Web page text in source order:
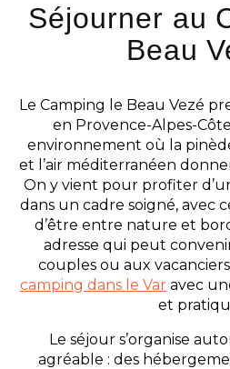
Séjourner au
Beau
Le Camping le Beau Vezé
en Provence-Alpes-
environnement où la
et l’air méditerranéen
On y vient pour profiter
dans un cadre soigné, avec
d’être entre nature et
adresse qui peut
couples ou aux
camping dans le Var avec
et
Le séjour s’organise
agréable : des